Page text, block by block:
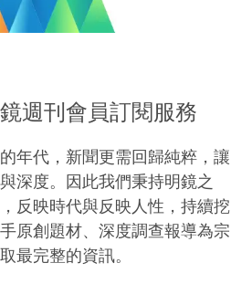
週刊會員訂閱服務
年代，新聞更需回歸純粹，讓
深度。因此我們秉持明鏡之
反映時代與反映人性，持續挖
原創題材、深度調查報導為宗
最完整的資訊。